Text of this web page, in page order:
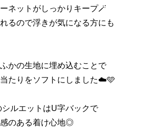
ネットがしっかりキープ🪄
るので浮きが気になる方にも
かの生地に埋め込むことで
たりをソフトにしました☁️🩵
ルエットはU字バックで
のある着け心地◎